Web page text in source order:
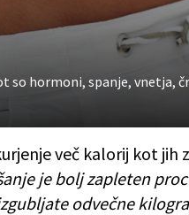
so hormoni, spanje, vnetja,
več kalorij kot jih
je bolj zapleten
odvečne